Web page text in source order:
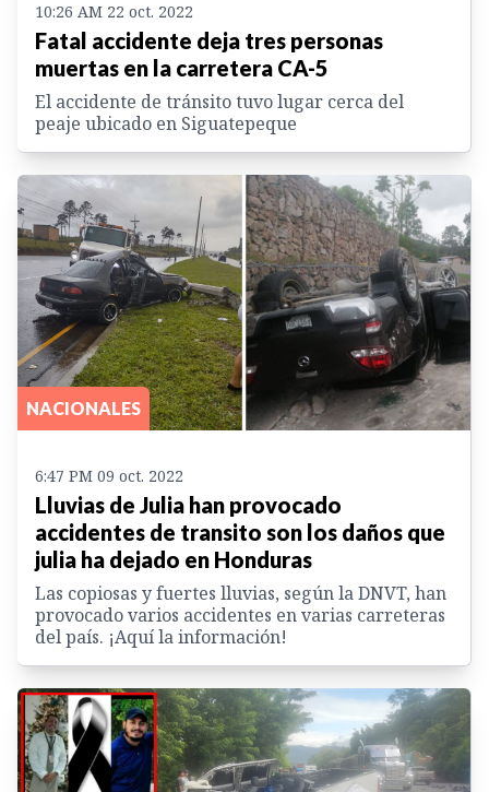
10:26 AM 22 oct. 2022
Fatal accidente deja tres personas
muertas en la carretera CA-5
El accidente de tránsito tuvo lugar cerca del
peaje ubicado en Siguatepeque
NACIONALES
6:47 PM 09 oct. 2022
Lluvias de Julia han provocado
accidentes de transito son los daños que
julia ha dejado en Honduras
Las copiosas y fuertes lluvias, según la DNVT, han
provocado varios accidentes en varias carreteras
del país. ¡Aquí la información!